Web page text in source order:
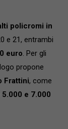
policromi in
e 21, entrambi
euro. Per gli
propone
Frattini, come
5.000 e 7.000